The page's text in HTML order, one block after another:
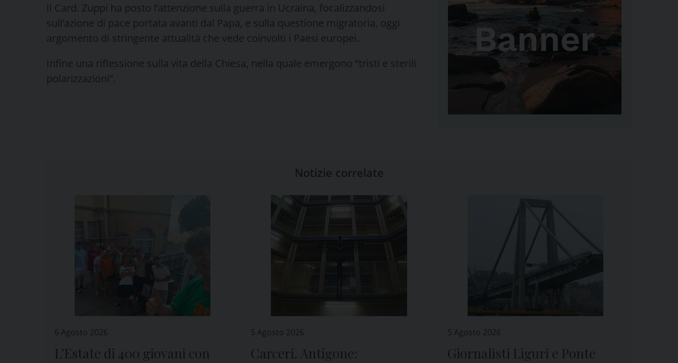
Il Card. Zuppi ha posto l’attenzione sulla guerra in Ucraina, focalizzandosi
sull’azione di pace portata avanti dal Papa, e sulla questione migratoria, oggi
argomento di stringente attualità che vede coinvolti i Paesi europei.
Infine una riflessione sulla vita della Chiesa, nella quale emergono “tristi e sterili
polarizzazioni”.
Notizie correlate
6 Agosto 2026
L’Estate di 400 giovani con
5 Agosto 2026
Carceri. Antigone:
5 Agosto 2026
Giornalisti Liguri e Ponte